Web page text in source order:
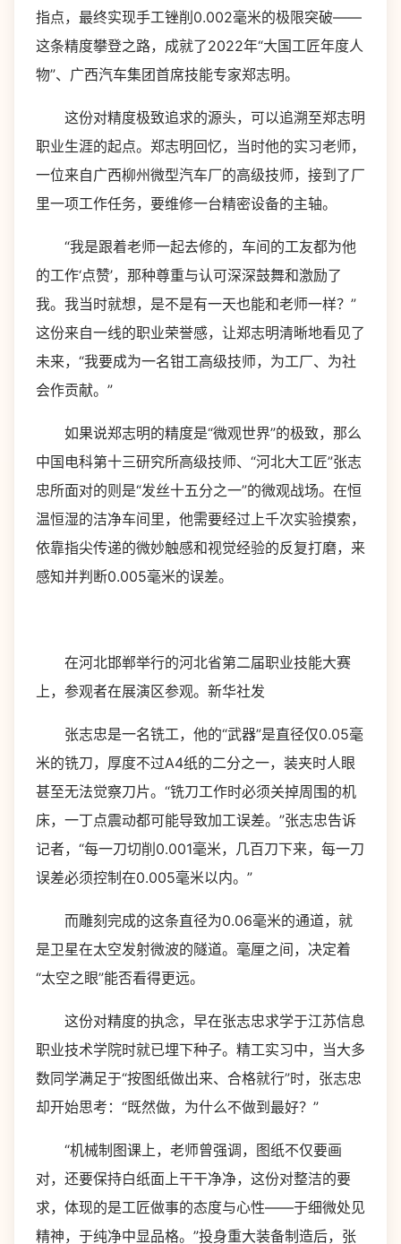
指点，最终实现手工锉削0.002毫米的极限突破——
这条精度攀登之路，成就了2022年“大国工匠年度人
物”、广西汽车集团首席技能专家郑志明。
这份对精度极致追求的源头，可以追溯至郑志明
职业生涯的起点。郑志明回忆，当时他的实习老师，
一位来自广西柳州微型汽车厂的高级技师，接到了厂
里一项工作任务，要维修一台精密设备的主轴。
“我是跟着老师一起去修的，车间的工友都为他
的工作‘点赞’，那种尊重与认可深深鼓舞和激励了
我。我当时就想，是不是有一天也能和老师一样？”
这份来自一线的职业荣誉感，让郑志明清晰地看见了
未来，“我要成为一名钳工高级技师，为工厂、为社
会作贡献。”
如果说郑志明的精度是“微观世界”的极致，那么
中国电科第十三研究所高级技师、“河北大工匠”张志
忠所面对的则是“发丝十五分之一”的微观战场。在恒
温恒湿的洁净车间里，他需要经过上千次实验摸索，
依靠指尖传递的微妙触感和视觉经验的反复打磨，来
感知并判断0.005毫米的误差。
在河北邯郸举行的河北省第二届职业技能大赛
上，参观者在展演区参观。新华社发
张志忠是一名铣工，他的“武器”是直径仅0.05毫
米的铣刀，厚度不过A4纸的二分之一，装夹时人眼
甚至无法觉察刀片。“铣刀工作时必须关掉周围的机
床，一丁点震动都可能导致加工误差。”张志忠告诉
记者，“每一刀切削0.001毫米，几百刀下来，每一刀
误差必须控制在0.005毫米以内。”
而雕刻完成的这条直径为0.06毫米的通道，就
是卫星在太空发射微波的隧道。毫厘之间，决定着
“太空之眼”能否看得更远。
这份对精度的执念，早在张志忠求学于江苏信息
职业技术学院时就已埋下种子。精工实习中，当大多
数同学满足于“按图纸做出来、合格就行”时，张志忠
却开始思考：“既然做，为什么不做到最好？”
“机械制图课上，老师曾强调，图纸不仅要画
对，还要保持白纸面上干干净净，这份对整洁的要
求，体现的是工匠做事的态度与心性——于细微处见
精神，于纯净中显品格。”投身重大装备制造后，张